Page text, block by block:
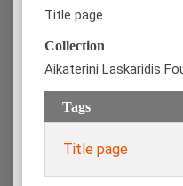
Title page
Collection
Aikaterini Laskaridis
Tags
Title page